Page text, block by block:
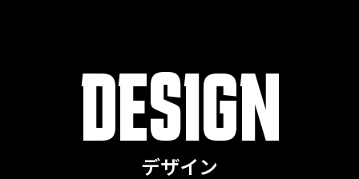
DESIGN
デザイン